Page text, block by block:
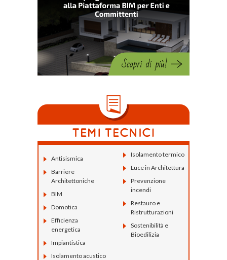
Antisismica
Barriere
Architettoniche
BIM
Domotica
Efficienza
energetica
Impiantistica
Isolamento acustico
Isolamento termico
Luce in Architettura
Prevenzione
incendi
Restauro e
Ristrutturazioni
Sostenibilità e
Bioedilizia